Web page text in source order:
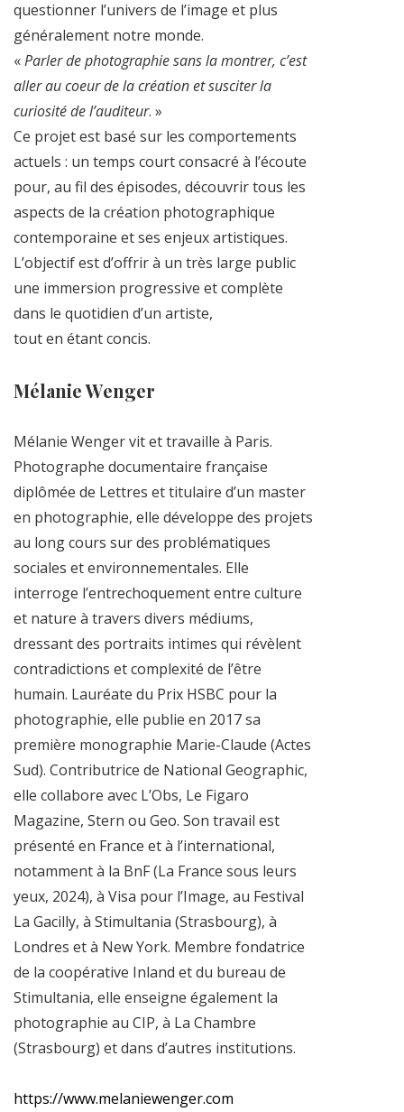
questionner l’univers de l’image et plus
généralement notre monde.
«Parler de photographie sans la montrer, c’est
aller au coeur de la création et susciter la
curiosité de l’auditeur. »
Ce projet est basé sur les comportements
actuels : un temps court consacré à l’écoute
pour, au fil des épisodes, découvrir tous les
aspects de la création photographique
contemporaine et ses enjeux artistiques.
L’objectif est d’offrir à un très large public
une immersion progressive et complète
dans le quotidien d’un artiste,
tout en étant concis.
Mélanie Wenger
Mélanie Wenger vit et travaille à Paris.
Photographe documentaire française
diplômée de Lettres et titulaire d’un master
en photographie, elle développe des projets
au long cours sur des problématiques
sociales et environnementales. Elle
interroge l’entrechoquement entre culture
et nature à travers divers médiums,
dressant des portraits intimes qui révèlent
contradictions et complexité de l’être
humain. Lauréate du Prix HSBC pour la
photographie, elle publie en 2017 sa
première monographie Marie-Claude (Actes
Sud). Contributrice de National Geographic,
elle collabore avec L’Obs, Le Figaro
Magazine, Stern ou Geo. Son travail est
présenté en France et à l’international,
notamment à la BnF (La France sous leurs
yeux, 2024), à Visa pour l’Image, au Festival
La Gacilly, à Stimultania (Strasbourg), à
Londres et à New York. Membre fondatrice
de la coopérative Inland et du bureau de
Stimultania, elle enseigne également la
photographie au CIP, à La Chambre
(Strasbourg) et dans d’autres institutions.
https://www.melaniewenger.com